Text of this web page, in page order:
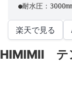
●耐水圧：
楽天で見る
HIMIMII テ